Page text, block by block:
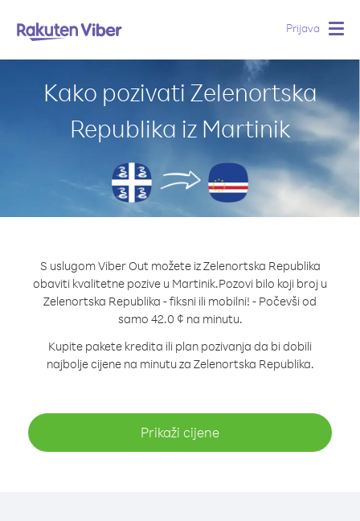
Prijava
Kako pozivati Zelenortska
Republika iz Martinik
S uslugom Viber Out možete iz Zelenortska Republika
obaviti kvalitetne pozive u Martinik.Pozovi bilo koji broj u
Zelenortska Republika - fiksni ili mobilni! - Počevši od
samo 42.0 ¢ na minutu.
Kupite pakete kredita ili plan pozivanja da bi dobili
najbolje cijene na minutu za Zelenortska Republika.
Prikaži cijene